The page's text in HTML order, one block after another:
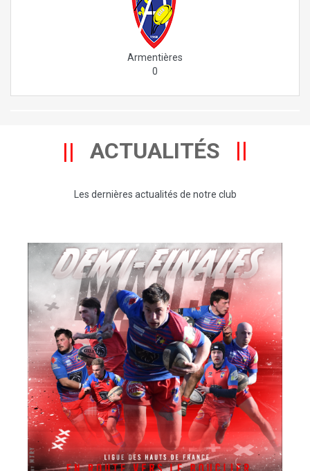
Armentières
0
ACTUALITÉS
Les dernières actualités de notre club